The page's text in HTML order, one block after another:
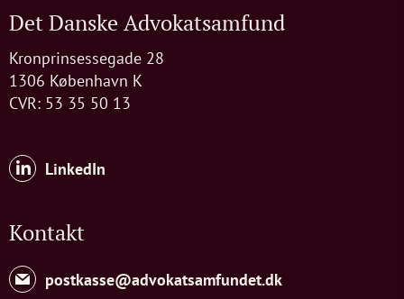
Det Danske Advokatsamfund
Kronprinsessegade 28
1306 København K
CVR: 53 35 50 13
LinkedIn
Kontakt
postkasse@advokatsamfundet.dk